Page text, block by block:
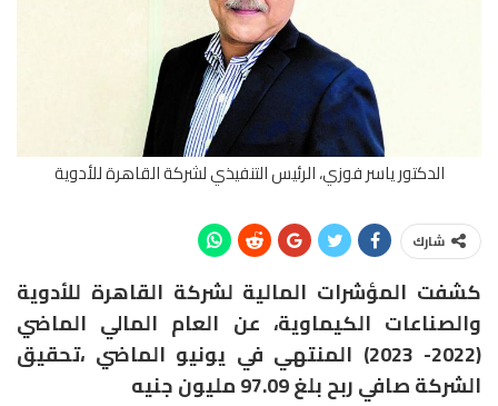
الدكتور ياسر فوزي، الرئيس التنفيذي لشركة القاهرة للأدوية
شارك
كشفت المؤشرات المالية لشركة القاهرة للأدوية
والصناعات الكيماوية، عن العام المالي الماضي
(2022- 2023) المنتهي في يونيو الماضي ،تحقيق
الشركة صافي ربح بلغ 97.09 مليون جنيه